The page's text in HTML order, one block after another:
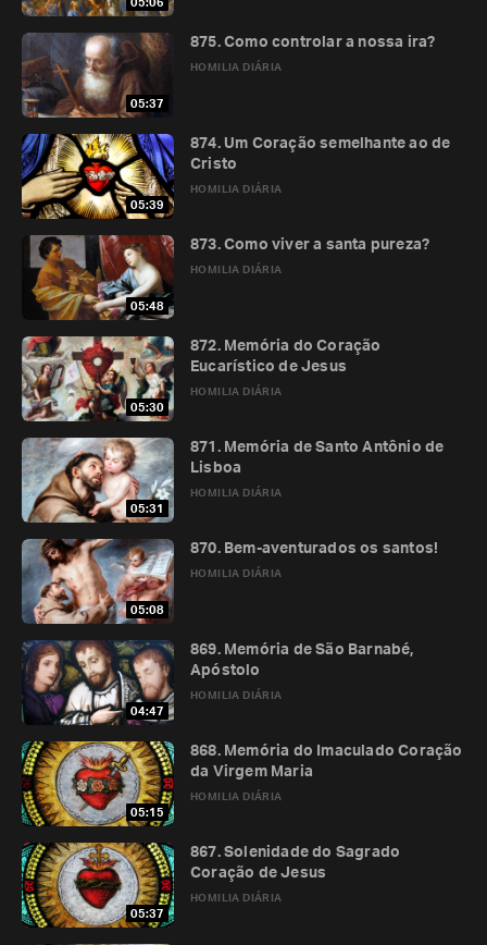
05:06
05:37
HOMILIA DIÁRIA
875. Como controlar a nossa ira?
05:39
HOMILIA DIÁRIA
874. Um Coração semelhante ao de
Cristo
05:48
HOMILIA DIÁRIA
873. Como viver a santa pureza?
05:30
HOMILIA DIÁRIA
872. Memória do Coração
Eucarístico de Jesus
05:31
HOMILIA DIÁRIA
871. Memória de Santo Antônio de
Lisboa
05:08
HOMILIA DIÁRIA
870. Bem-aventurados os santos!
04:47
HOMILIA DIÁRIA
869. Memória de São Barnabé,
Apóstolo
05:15
HOMILIA DIÁRIA
868. Memória do Imaculado Coração
da Virgem Maria
05:37
HOMILIA DIÁRIA
867. Solenidade do Sagrado
Coração de Jesus